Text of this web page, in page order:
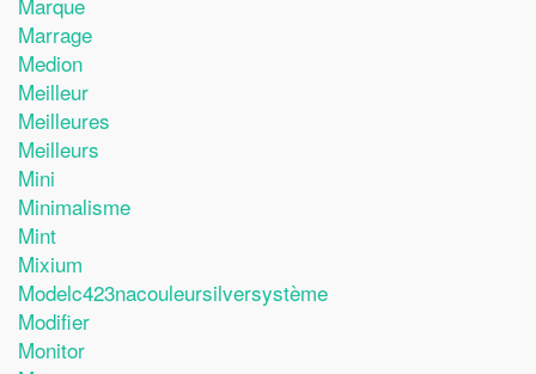
Marrage
Medion
Meilleur
Meilleures
Meilleurs
Mini
Minimalisme
Mint
Mixium
Modelc423nacouleursilversystème
Modifier
Monitor